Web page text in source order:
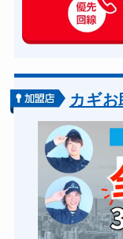
玄関カギ作
玄関カギ交換
バイクカギ
バイクカギ
金庫カギ開
金庫カギ修
金庫カギ交
カギ